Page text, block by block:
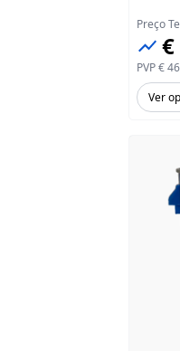
Preço
€
PVP€
Ver